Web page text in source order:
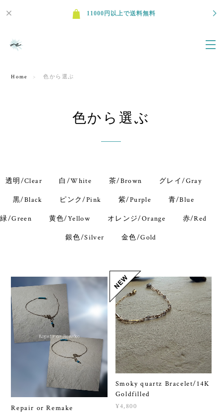
11000円以上で送料無料
Home 色から選ぶ
色から選ぶ
透明/Clear 白/White 茶/Brown グレイ/Gray
黒/Black ピンク/Pink 紫/Purple 青/Blue
緑/Green 黄色/Yellow オレンジ/Orange 赤/Red
銀色/Silver 金色/Gold
Repair or Remake
Smoky quartz Bracelet/14K
Goldfilled
¥4,800